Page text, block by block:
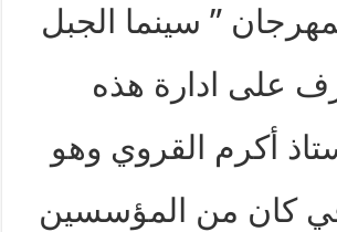
6 لمهرجان ” سينما الجبل
على ادارة هذه
أكرم القروي وهو
كان من المؤسسين